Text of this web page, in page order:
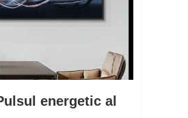
energetic al